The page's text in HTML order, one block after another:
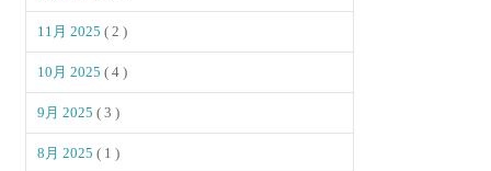
11月 2025( 2 )
10月 2025( 4 )
9月 2025( 3 )
8月 2025( 1 )